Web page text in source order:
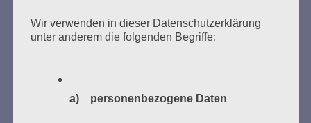
Donnerstag, 21. Mai 2026, 11 – 18 Uhr
Zum 26. Mal gibt es eine Marathonlesung anlässlich
Kaifu-Ufer – genau an dem Ort, wo im Mai 1933 NS-
Studentenorganisationen und Burschenschaftler
Wir verwenden in dieser Datenschutzerklärung
unter anderem die folgenden Begriffe:
a) personenbezogene Daten